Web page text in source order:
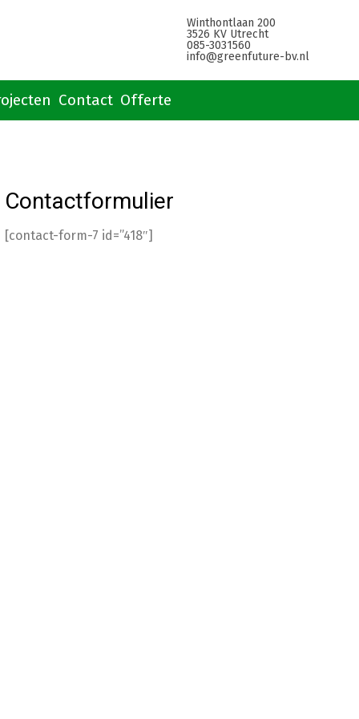
Winthontlaan 200
3526 KV Utrecht
085-3031560
info@greenfuture-bv.nl
Contact Offerte
Contactformulier
[contact-form-7 id=”418″]